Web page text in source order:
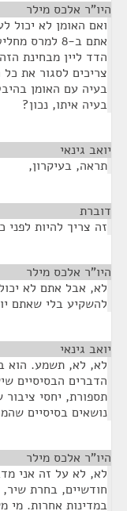
היו"ר אלכס מילר
ואם האומן לא יכול
צריכים לסגור את
בעיה עם האומן
בעיה איתו, נכון?
יואב גינאי
תראה, בעיקרון,
דוברת
זה צריך להיות לפני
היו"ר אלכס מילר
לא, אבל אתם לא
להשקיע בלי שאתם
יואב גינאי
לא, לא, תשמע. הוא
הדברים הבסיסיים
תספורת, יחסי
נושאים בסיסיים
היו"ר אלכס מילר
לא, לא על זה אני
חודשיים, בחרת